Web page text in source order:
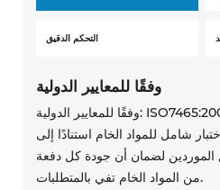
التحكم الدقيق
وفقًا للمعايير الدولية
وفقًا للمعايير الدولية: ISO7465:2007؛ ISO630:2021. وفقًا
شامل للمواد الخام استنادًا إلى
الموردين لضمان أن جودة كل دفعة
من المواد الخام تفي بالمتطلبات.